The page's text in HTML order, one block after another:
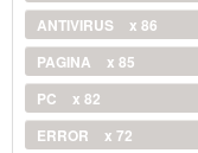
ANTIVIRUS
x 86
PAGINA
x 85
PC
x 82
ERROR
x 72